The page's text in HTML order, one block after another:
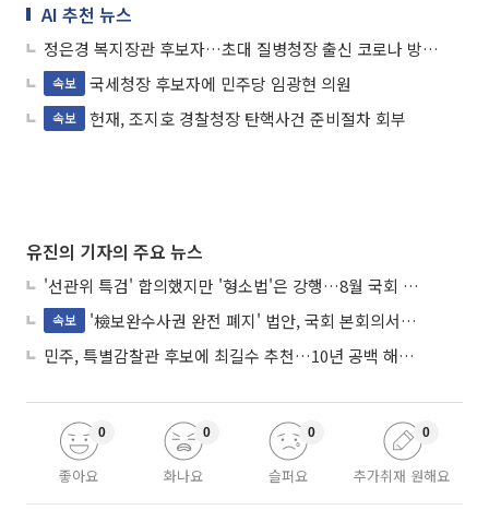
AI 추천 뉴스
정은경 복지장관 후보자…초대 질병청장 출신 코로나 방역 지휘
속보 국세청장 후보자에 민주당 임광현 의원
속보 헌재, 조지호 경찰청장 탄핵사건 준비절차 회부
유진의 기자의 주요 뉴스
'선관위 특검' 합의했지만 '형소법'은 강행…8월 국회 '입법 2차전' 예고
속보
'檢보완수사권 완전 폐지' 법안, 국회 본회의서 민주당 주도 통과
민주, 특별감찰관 후보에 최길수 추천…10년 공백 해소 속도
좋아요
0
화나요
0
슬퍼요
0
추가취재 원해요
0